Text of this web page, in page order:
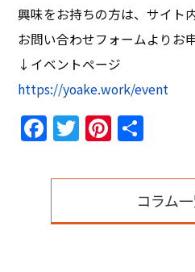
興味をお持ちの方は、サイト
お問い合わせフォームよりお
↓イベントページ
https://yoake.work/event
Facebook
Twitter
コラム